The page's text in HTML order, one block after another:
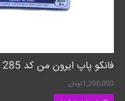
فانکو پاپ ایرون من کد 285
1,200,000تومان